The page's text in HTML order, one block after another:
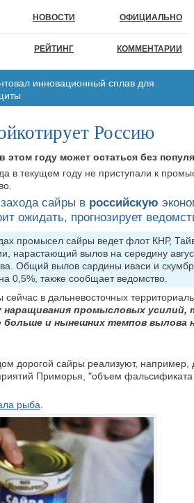
НОВОСТИ ОФИЦИАЛЬНО
РЕЙТИНГ КОММЕНТАРИИ
инновационный сплав для
Россию
этом году может остаться без
в текущем году не приступали к
сайры в российскую
ожидать, прогнозирует
промысел сайры ведет флот КНР,
нарастающий вылов на середину
Общий вылов сардины иваси и
0,5%, также сообщает ведомство.
в дальневосточных
промысловых усилий,
больше и нынешних темпов вылова
дорогой сайры реализуют,
Приморья, "объем фальсификата
рыба